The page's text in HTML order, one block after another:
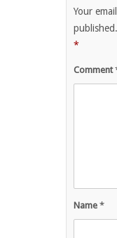
Your
published.
*
Comment
Name *